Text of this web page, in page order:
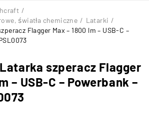
szperacz Flagger
– USB-C – Powerbank –
/
światła chemiczne / Latarki /
Flagger Max – 1800 lm – USB-C –